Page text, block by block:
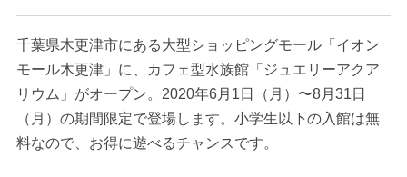
千葉県木更津市にある大型ショッピングモール「イオン
モール木更津」に、カフェ型水族館「ジュエリーアクア
リウム」がオープン。2020年6月1日（月）〜8月31日
（月）の期間限定で登場します。小学生以下の入館は無
料なので、お得に遊べるチャンスです。